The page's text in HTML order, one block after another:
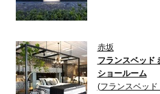
赤坂
フランスベッド
ショールーム
(フランスベッド